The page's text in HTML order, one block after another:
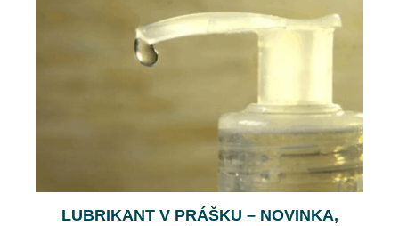
LUBRIKANT V PRÁŠKU – NOVINKA,